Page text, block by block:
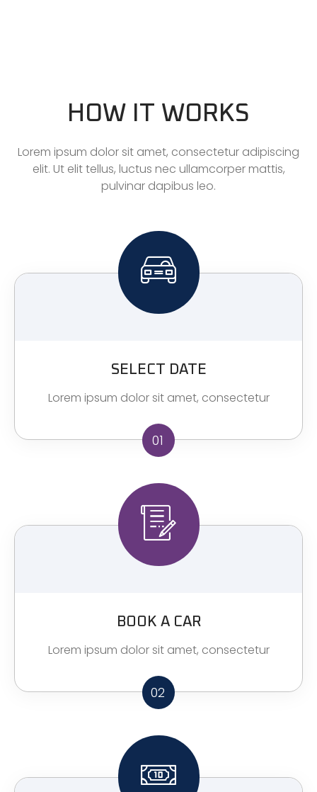
HOW IT WORKS
Lorem ipsum dolor sit amet, consectetur adipiscing
elit. Ut elit tellus, luctus nec ullamcorper mattis,
pulvinar dapibus leo.
SELECT DATE
Lorem ipsum dolor sit amet, consectetur
01
BOOK A CAR
Lorem ipsum dolor sit amet, consectetur
02